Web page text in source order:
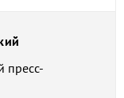
пресс-